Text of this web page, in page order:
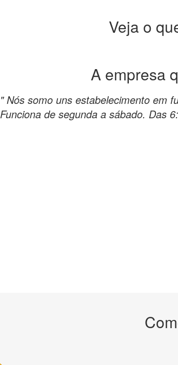
Veja o
A empresa
" Nós somo uns estabelecimento em
Funciona de segunda a sábado. Das